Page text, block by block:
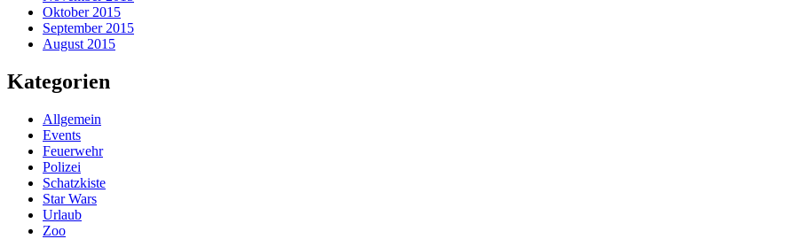
Oktober 2015
September 2015
August 2015
Kategorien
Allgemein
Events
Feuerwehr
Polizei
Schatzkiste
Star Wars
Urlaub
Zoo